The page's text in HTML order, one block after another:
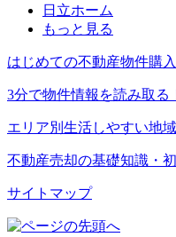
日立ホーム
もっと見る
はじめての不動産物件購
3分で物件情報を読み取る
エリア別生活しやすい地
不動産売却の基礎知識・
サイトマップ